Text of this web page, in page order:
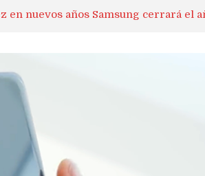
en nuevos años Samsung cerrará el